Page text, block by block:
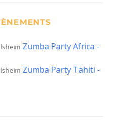
Zumba Party Africa -
Zumba Party Tahiti -